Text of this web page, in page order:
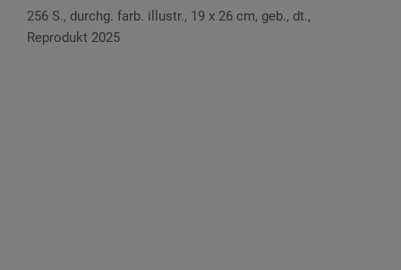
256 S., durchg. farb. illustr., 19 x 26 cm, geb., dt.,
Reprodukt 2025